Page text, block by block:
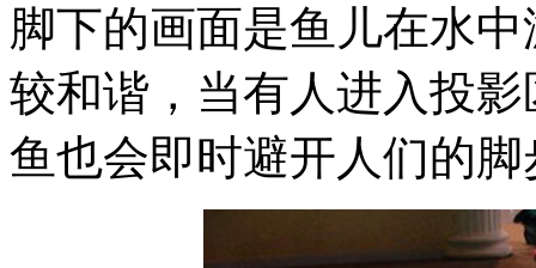
脚下的画面是鱼儿在水
较和谐，当有人进入投
鱼也会即时避开人们的脚